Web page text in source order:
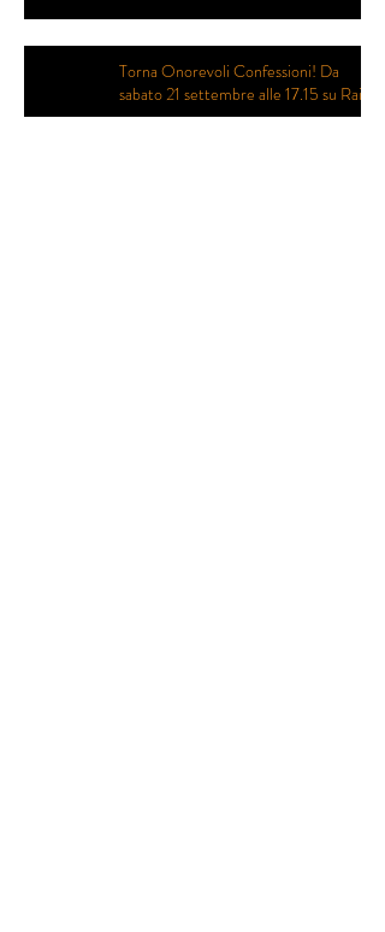
Torna Onorevoli Confessioni! Da
sabato 21 settembre alle 17.15 su Rai2